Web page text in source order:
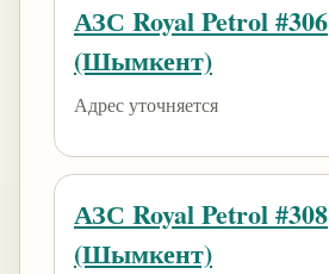
АЗС Royal Petrol #306
(Шымкент)
Адрес уточняется
АЗС Royal Petrol #308
(Шымкент)